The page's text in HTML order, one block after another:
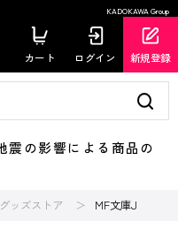
KADOKAWA Group
カート ログイン 新規登録
の影響による商品の
ッズストア MF文庫J